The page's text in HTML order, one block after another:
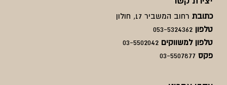
כתובת רחוב המשביר 17, חולון
טלפון 053-5324362
טלפון למשווקים 03-5502042
פקס 03-5507877